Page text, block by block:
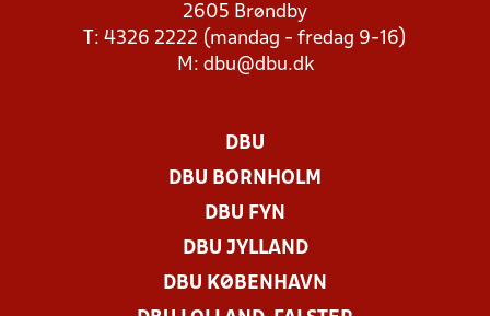
2605 Brøndby
T: 4326 2222 (mandag - fredag 9-16)
M: dbu@dbu.dk
DBU
DBU BORNHOLM
DBU FYN
DBU JYLLAND
DBU KØBENHAVN